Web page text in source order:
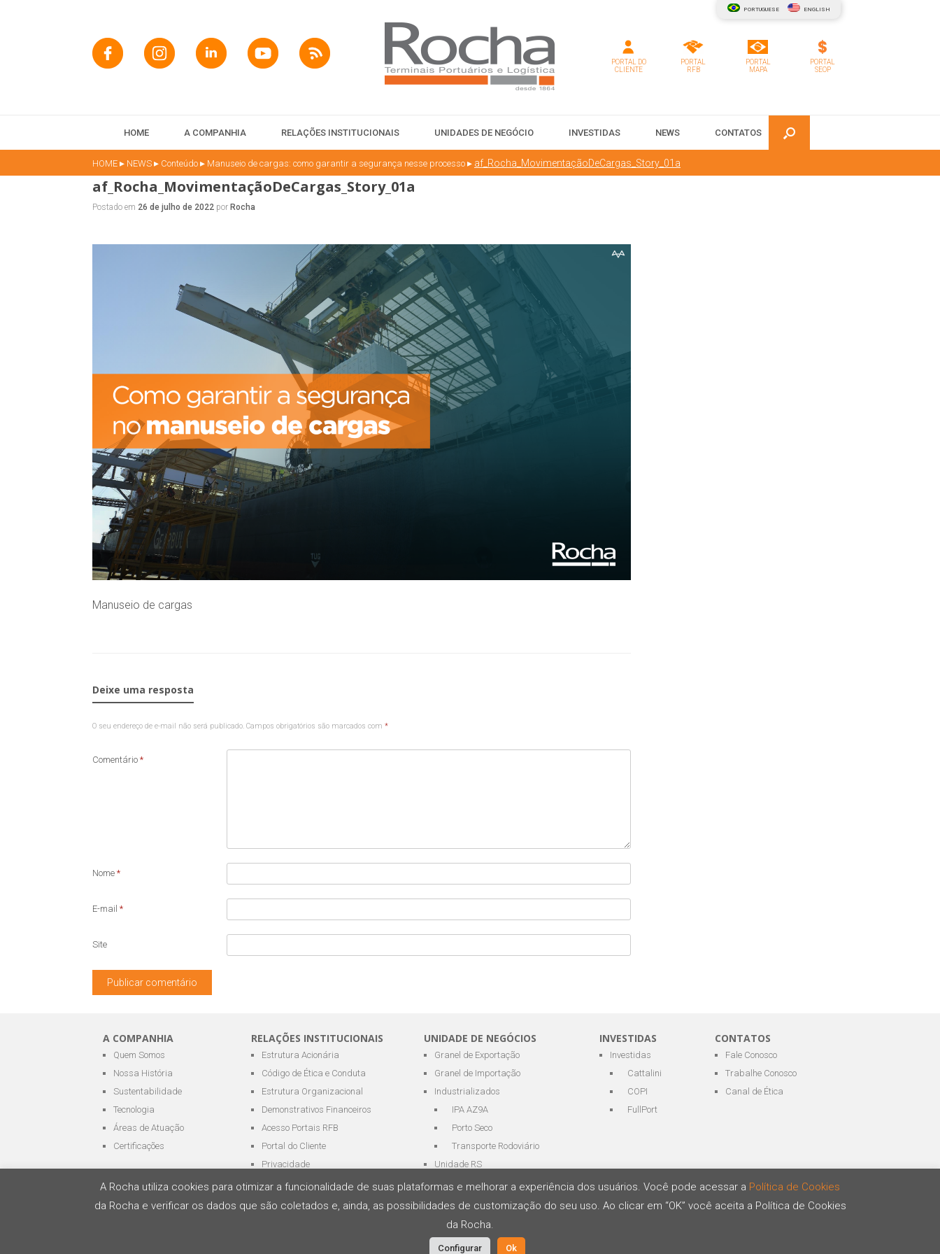
PORTUGUESE ENGLISH
PORTAL DO
CLIENTE
PORTAL
RFB
PORTAL
MAPA
PORTAL
SEOP
HOME A COMPANHIA RELAÇÕES INSTITUCIONAIS UNIDADES DE NEGÓCIO INVESTIDAS NEWS CONTATOS
HOME ▸ NEWS ▸ Conteúdo ▸ Manuseio de cargas: como garantir a segurança nesse processo ▸ af_Rocha_MovimentaçãoDeCargas_Story_01a
af_Rocha_MovimentaçãoDeCargas_Story_01a
Postado em 26 de julho de 2022 por Rocha
Manuseio de cargas
Deixe uma resposta
O seu endereço de e-mail não será publicado. Campos obrigatórios são marcados com *
Comentário *
Nome *
E-mail *
Site
A COMPANHIA
Quem Somos
Nossa História
Sustentabilidade
Tecnologia
Áreas de Atuação
Certificações
RELAÇÕES INSTITUCIONAIS
Estrutura Acionária
Código de Ética e Conduta
Estrutura Organizacional
Demonstrativos Financeiros
Acesso Portais RFB
Portal do Cliente
Privacidade
UNIDADE DE NEGÓCIOS
Granel de Exportação
Granel de Importação
Industrializados
IPA AZ9A
Porto Seco
Transporte Rodoviário
Unidade RS
INVESTIDAS
Investidas
Cattalini
COPI
FullPort
CONTATOS
Fale Conosco
Trabalhe Conosco
Canal de Ética
A Rocha utiliza cookies para otimizar a funcionalidade de suas plataformas e melhorar a experiência dos usuários. Você pode acessar a Política de Cookies
da Rocha e verificar os dados que são coletados e, ainda, as possibilidades de customização do seu uso. Ao clicar em “OK” você aceita a Política de Cookies
da Rocha.
Configurar Ok